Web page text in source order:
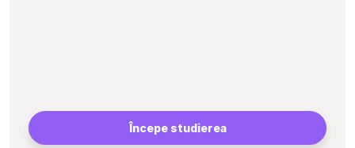
Începe studierea